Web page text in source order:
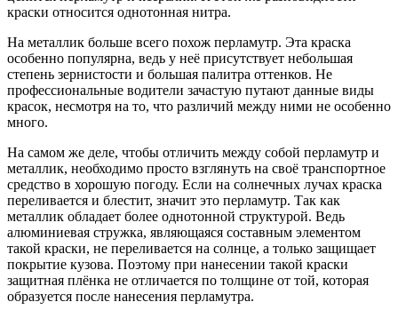
краски относится однотонная нитра.
На металлик больше всего похож перламутр. Эта краска
особенно популярна, ведь у неё присутствует небольшая
степень зернистости и большая палитра оттенков. Не
профессиональные водители зачастую путают данные виды
красок, несмотря на то, что различий между ними не особенно
много.
На самом же деле, чтобы отличить между собой перламутр и
металлик, необходимо просто взглянуть на своё транспортное
средство в хорошую погоду. Если на солнечных лучах краска
переливается и блестит, значит это перламутр. Так как
металлик обладает более однотонной структурой. Ведь
алюминиевая стружка, являющаяся составным элементом
такой краски, не переливается на солнце, а только защищает
покрытие кузова. Поэтому при нанесении такой краски
защитная плёнка не отличается по толщине от той, которая
образуется после нанесения перламутра.